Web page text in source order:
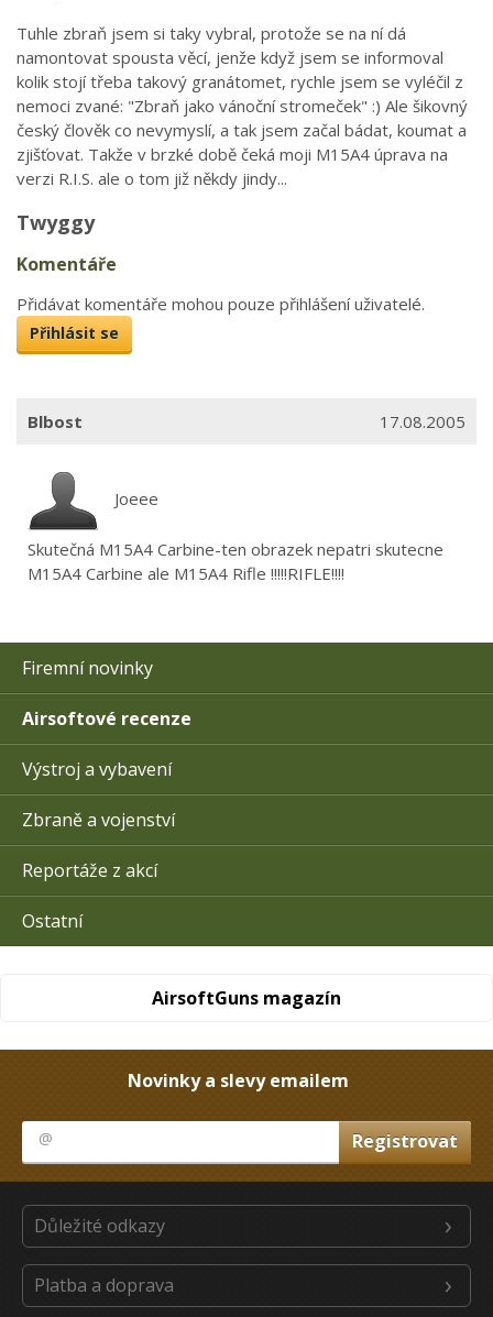
Tuhle zbraň jsem si taky vybral, protože se na ní dá
namontovat spousta věcí, jenže když jsem se informoval
kolik stojí třeba takový granátomet, rychle jsem se vyléčil z
nemoci zvané: "Zbraň jako vánoční stromeček" :) Ale šikovný
český člověk co nevymyslí, a tak jsem začal bádat, koumat a
zjišťovat. Takže v brzké době čeká moji M15A4 úprava na
verzi R.I.S. ale o tom již někdy jindy...
Twyggy
Komentáře
Přidávat komentáře mohou pouze přihlášení uživatelé.
Přihlásit se
17.08.2005
Blbost
Joeee
Skutečná M15A4 Carbine-ten obrazek nepatri skutecne
M15A4 Carbine ale M15A4 Rifle !!!!!RIFLE!!!!
Firemní novinky
Airsoftové recenze
Výstroj a vybavení
Zbraně a vojenství
Reportáže z akcí
Ostatní
AirsoftGuns magazín
Novinky a slevy emailem
Důležité odkazy
Platba a doprava